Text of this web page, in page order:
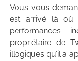
Vous vous
est arrivé là où
performances
propriétaire de
illogiques qu’il a